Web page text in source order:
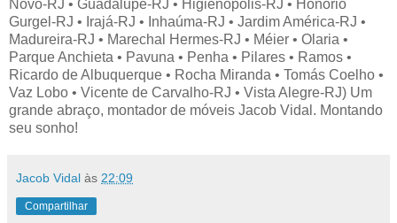
Novo-RJ • Guadalupe-RJ • Higienópolis-RJ • Honório
Gurgel-RJ • Irajá-RJ • Inhaúma-RJ • Jardim América-RJ •
Madureira-RJ • Marechal Hermes-RJ • Méier • Olaria •
Parque Anchieta • Pavuna • Penha • Pilares • Ramos •
Ricardo de Albuquerque • Rocha Miranda • Tomás Coelho •
Vaz Lobo • Vicente de Carvalho-RJ • Vista Alegre-RJ) Um
grande abraço, montador de móveis Jacob Vidal. Montando
seu sonho!
Jacob Vidal às 22:09
Compartilhar